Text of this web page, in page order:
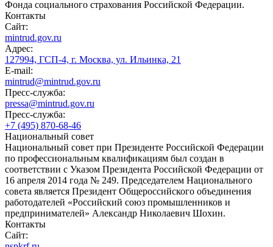
Фонда социального страхования Российской Федерации.
Контакты
Сайт:
mintrud.gov.ru
Адрес:
127994, ГСП-4, г. Москва, ул. Ильинка, 21
E-mail:
mintrud@mintrud.gov.ru
Пресс-служба:
pressa@mintrud.gov.ru
Пресс-служба:
+7 (495) 870-68-46
Национальный совет
Национальный совет при Президенте Российской Федерации
по профессиональным квалификациям был создан в
соответствии с Указом Президента Российской Федерации от
16 апреля 2014 года № 249. Председателем Национального
совета является Президент Общероссийского объединения
работодателей «Российский союз промышленников и
предпринимателей» Александр Николаевич Шохин.
Контакты
Сайт: